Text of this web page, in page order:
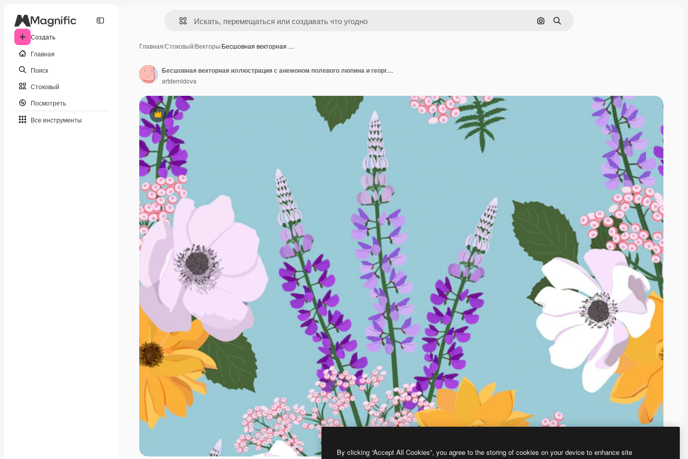
Создать
Главная
Поиск
Стоковый
Посмотреть
Все инструменты
Поиск по изображению
Поиск
Главная/Стоковый/Векторы/Бесшовная векторная …
Премиум
Бесшовная векторная иллюстрация с анемоном полевого люпина и георгином на синем фоне для украшения текстильной упаковки обоев
artdemidova
By clicking “Accept All Cookies”, you agree to the storing of cookies on your device to enhance site